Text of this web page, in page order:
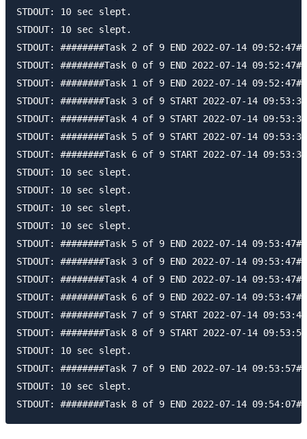
STDOUT: 10 sec slept.
STDOUT: 10 sec slept.
STDOUT: ########Task 2 of 9 END 2022-07-14
STDOUT: ########Task 0 of 9 END 2022-07-14
STDOUT: ########Task 1 of 9 END 2022-07-14
STDOUT: ########Task 3 of 9 START 2022-07-14
STDOUT: ########Task 4 of 9 START 2022-07-14
STDOUT: ########Task 5 of 9 START 2022-07-14
STDOUT: ########Task 6 of 9 START 2022-07-14
STDOUT: 10 sec slept.
STDOUT: 10 sec slept.
STDOUT: 10 sec slept.
STDOUT: 10 sec slept.
STDOUT: ########Task 5 of 9 END 2022-07-14
STDOUT: ########Task 3 of 9 END 2022-07-14
STDOUT: ########Task 4 of 9 END 2022-07-14
STDOUT: ########Task 6 of 9 END 2022-07-14
STDOUT: ########Task 7 of 9 START 2022-07-14
STDOUT: ########Task 8 of 9 START 2022-07-14
STDOUT: 10 sec slept.
STDOUT: ########Task 7 of 9 END 2022-07-14
STDOUT: 10 sec slept.